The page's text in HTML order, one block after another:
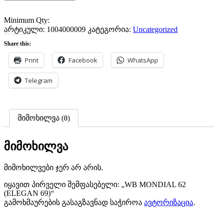
Minimum Qty:
არტიკული: 1004000009 კატეგორია: Uncategorized
Share this:
Print Facebook WhatsApp
Telegram
მიმოხილვა (0)
მიმოხილვა
მიმოხილვები ჯერ არ არის.
იყავით პირველი შემფასებელი: „WB MONDIAL 62
(ELEGAN 69)“
გამოხმაურების გასაგზავნად საჭიროა ავტორიზაცია.